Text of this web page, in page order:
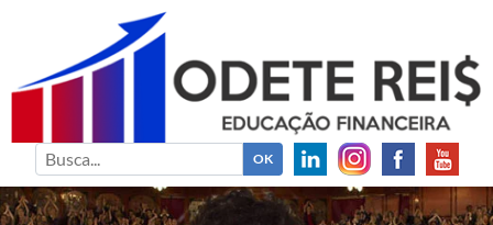
ODETE REIS
Palestrante de Educação Financeira